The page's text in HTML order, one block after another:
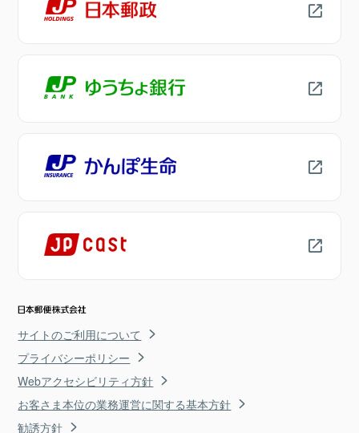
サイトのご利用について
プライバシーポリシー
Webアクセシビリティ方針
お客さま本位の業務運営に関する基本方針
勧誘方針